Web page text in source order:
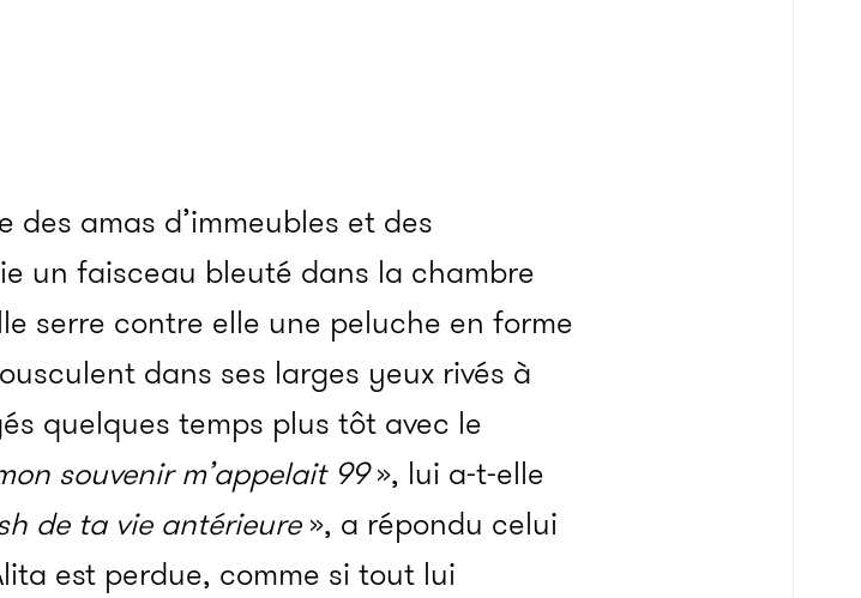
amas d’immeubles et des
un faisceau bleuté dans la chambre
serre contre elle une peluche en forme
dans ses larges yeux rivés à
quelques temps plus tôt avec le
souvenir m’appelait 99», lui a-t-elle
de ta vie antérieure», a répondu celui
est perdue, comme si tout lui